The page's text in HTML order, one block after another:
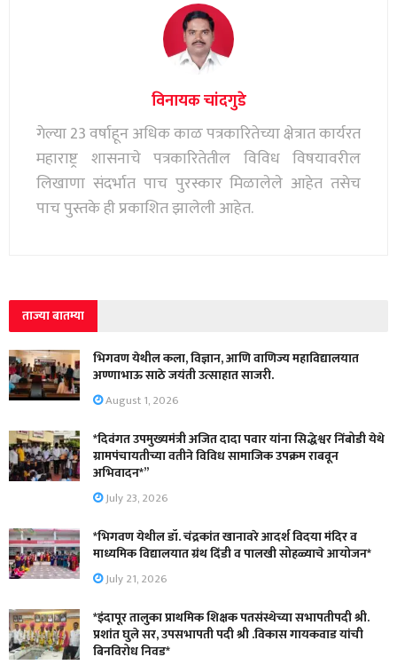
विनायक चांदगुडे
गेल्या 23 वर्षाहून अधिक काळ पत्रकारितेच्या क्षेत्रात कार्यरत
महाराष्ट्र शासनाचे पत्रकारितेतील विविध विषयावरील
लिखाणा संदर्भात पाच पुरस्कार मिळालेले आहेत तसेच
पाच पुस्तके ही प्रकाशित झालेली आहेत.
ताज्या बातम्या
भिगवण येथील कला, विज्ञान, आणि वाणिज्य महाविद्यालयात
अण्णाभाऊ साठे जयंती उत्साहात साजरी.
August 1, 2026
*दिवंगत उपमुख्यमंत्री अजित दादा पवार यांना सिद्धेश्वर निंबोडी येथे
ग्रामपंचायतीच्या वतीने विविध सामाजिक उपक्रम राबवून
अभिवादन*”
July 23, 2026
*भिगवण येथील डॉ. चंद्रकांत खानावरे आदर्श विदया मंदिर व
माध्यमिक विद्यालयात ग्रंथ दिंडी व पालखी सोहळ्याचे आयोजन*
July 21, 2026
*इंदापूर तालुका प्राथमिक शिक्षक पतसंस्थेच्या सभापतीपदी श्री.
प्रशांत घुले सर, उपसभापती पदी श्री .विकास गायकवाड यांची
बिनविरोध निवड*